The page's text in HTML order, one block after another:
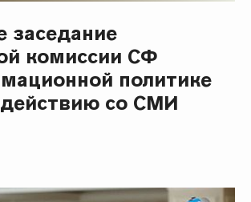
заседание
комиссии СФ
политике
со СМИ